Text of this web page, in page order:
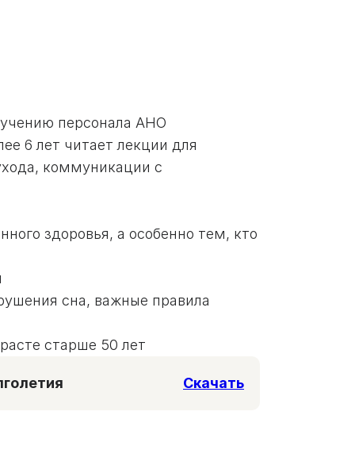
персонала АНО
6 лет читает лекции для
коммуникации с
здоровья, а особенно тем, кто
сна, важные правила
старше 50 лет
Скачать